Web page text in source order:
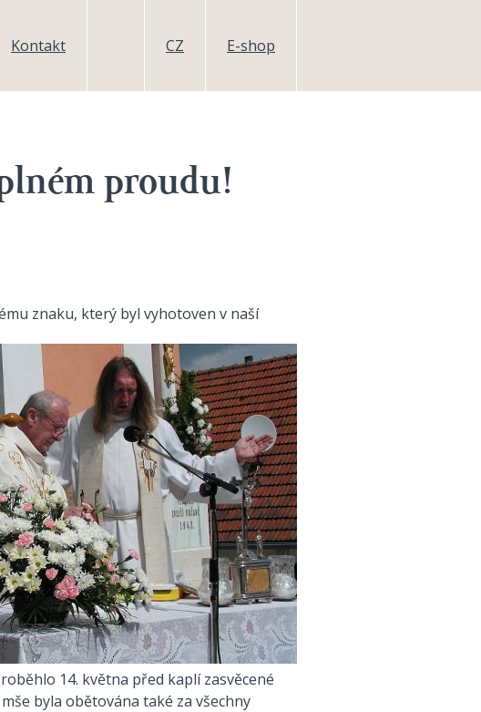
Kontakt CZ E-shop
proudu!
znaku, který byl vyhotoven v naší
14. května před kaplí zasvěcené
byla obětována také za všechny